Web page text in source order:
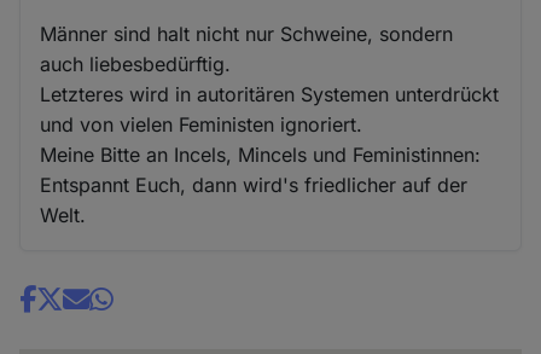
Männer sind halt nicht nur Schweine, sondern
auch liebesbedürftig.
Letzteres wird in autoritären Systemen unterdrückt
und von vielen Feministen ignoriert.
Meine Bitte an Incels, Mincels und Feministinnen:
Entspannt Euch, dann wird's friedlicher auf der
Welt.
Share